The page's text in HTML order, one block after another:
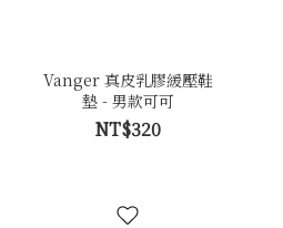
Vanger 真皮乳膠緩壓鞋
墊 - 男款可可
NT$320